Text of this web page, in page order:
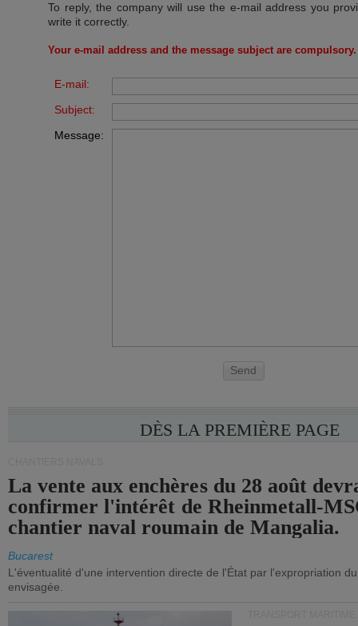
To reply, the company will use the e-mail address you
write it correctly.
Your e-mail address and the message subject are compulsory.
E-mail:
Subject:
Message:
Send
DÈS LA PREMIÈRE PAGE
La vente aux enchères du 28 août
confirmer l'intérêt de Rheinmetall-
chantier naval roumain de Mangalia.
Bucarest
L'éventualité d'une intervention directe de l'État par l'expropriation
envisagée.